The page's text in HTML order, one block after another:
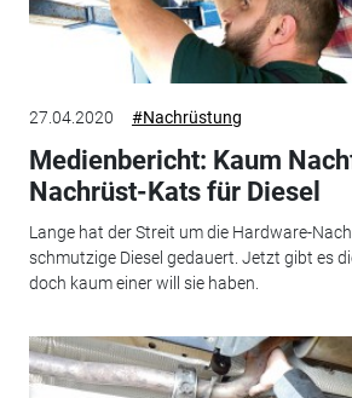
27.04.2020 #Nachrüstung
Medienbericht: Kaum
Nachrüst-Kats für Diesel
Lange hat der Streit um die Hardware-
schmutzige Diesel gedauert. Jetzt gibt es
doch kaum einer will sie haben.